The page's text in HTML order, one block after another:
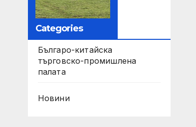
Categories
Българо-китайска
търговско-промишлена
палата
Новини